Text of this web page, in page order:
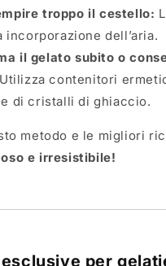
troppo il cestello:
incorporazione dell’aria.
il gelato subito o
Utilizza contenitori
di cristalli di ghiaccio.
metodo e le migliori
e irresistibile!
per